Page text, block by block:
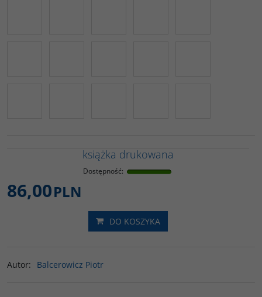
książka drukowana
Dostępność:
86,00PLN
DO KOSZYKA
Autor: Balcerowicz Piotr